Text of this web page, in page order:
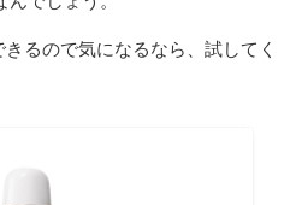
るので気になるなら、試してく